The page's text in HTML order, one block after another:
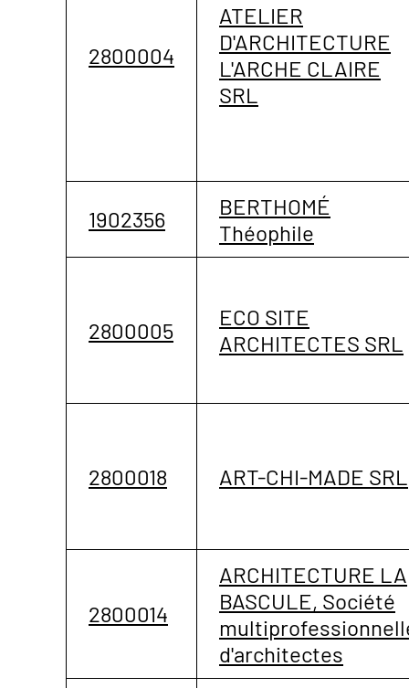
2800004
ATELIER
D'ARCHITECTURE
L'ARCHE CLAIRE
SRL
1902356
BERTHOMÉ
Théophile
2800005
ECO SITE
ARCHITECTES SRL
2800018 ART-CHI-MADE SRL
2800014
ARCHITECTURE LA
BASCULE, Société
d'architectes